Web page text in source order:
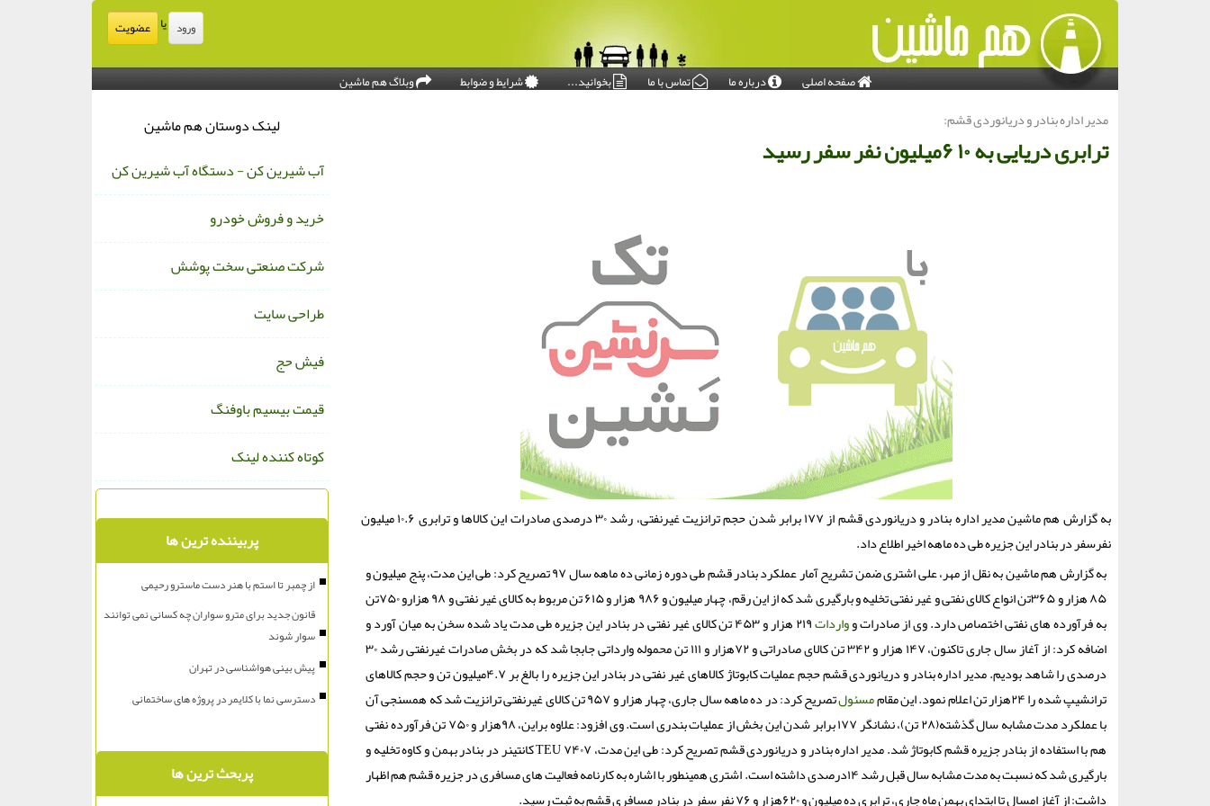
ورود یا عضویت
صفحه اصلی درباره ما تماس با ما بخوانید... شرایط و ضوابط
وبلاگ هم ماشین
مدیر اداره بنادر و دریانوردی قشم:
ترابری دریایی به ۱۰ ۶میلیون نفر سفر رسید
به گزارش هم ماشین مدیر اداره بنادر و دریانوردی قشم از ۱۷۷ برابر شدن حجم ترانزیت غیرنفتی، رشد ۳۰ درصدی صادرات این كالاها و ترابری ۱۰.۶ میلیون
نفرسفر در بنادر این جزیره طی ده ماهه اخیر اطلاع داد.
به گزارش هم ماشین به نقل از مهر، علی اشتری ضمن تشریح آمار عملكرد بنادر قشم طی دوره زمانی ده ماهه سال ۹۷ تصریح كرد: طی این مدت، پنج میلیون و
۸۵ هزار و ۳۶۵تن انواع كالای نفتی و غیر نفتی تخلیه و بارگیری شد كه از این رقم، چهار میلیون و ۹۸۶ هزار و ۶۱۵ تن مربوط به كالای غیر نفتی و ۹۸ هزارو ۷۵۰تن
به فرآورده های نفتی اختصاص دارد. وی از صادرات وواردات
۲۱۹ هزار و ۴۵۳ تن كالای غیر نفتی در بنادر این جزیره طی مدت یاد شده سخن به میان آورد و
اضافه كرد: از آغاز سال جاری تاكنون، ۱۴۷ هزار و ۳۴۲ تن كالای صادراتی و ۷۲هزار و ۱۱۱ تن محموله وارداتی جابجا شد كه در بخش صادرات غیرنفتی رشد ۳۰
درصدی را شاهد بودیم. مدیر اداره بنادر و دریانوردی قشم حجم عملیات كابوتاژ كالاهای غیر نفتی در بنادر این جزیره را بالغ بر ۴.۷میلیون تن و حجم كالاهای
ترانشیپ شده را ۲۴هزار تن اعلام نمود. این مقام
مسئول
تصریح كرد: در ده ماهه سال جاری، چهار هزار و ۹۵۷ تن كالای غیرنفتی ترانزیت شد كه همسنجی آن
با عملكرد مدت مشابه سال گذشته(۲۸ تن)، نشانگر ۱۷۷ برابر شدن این بخش از عملیات بندری است. وی افزود: علاوه براین، ۹۸هزار و ۷۵۰ تن فرآورده نفتی
هم با استفاده از بنادر جزیره قشم كابوتاژ شد. مدیر اداره بنادر و دریانوردی قشم تصریح كرد: طی این مدت، ۷۴۰۷ TEU كانتینر در بنادر بهمن و كاوه تخلیه و
بارگیری شد كه نسبت به مدت مشابه سال قبل رشد ۱۴درصدی داشته است. اشتری همینطور با اشاره به كارنامه فعالیت های مسافری در جزیره قشم هم اظهار
داشت: از آغاز امسال تا ابتدای بهمن ماه جاری، ترابری ده میلیون و ۶۲۰هزار و ۷۶ نفر سفر در بنادر مسافری قشم به ثبت رسید.
لینک دوستان هم ماشین
آب شیرین کن - دستگاه آب شیرین کن
خرید و فروش خودرو
شرکت صنعتی سخت پوشش
طراحی سایت
فیش حج
قیمت بیسیم باوفنگ
کوتاه کننده لینک
پربیننده ترین ها
از چمبر تا استم با هنر دست ماسترو رحیمی
قانون جدید برای مترو سواران چه کسانی نمی توانند
سوار شوند
پیش بینی هواشناسی در تهران
دسترسی نما با کلایمر در پروژه های ساختمانی
پربحث ترین ها